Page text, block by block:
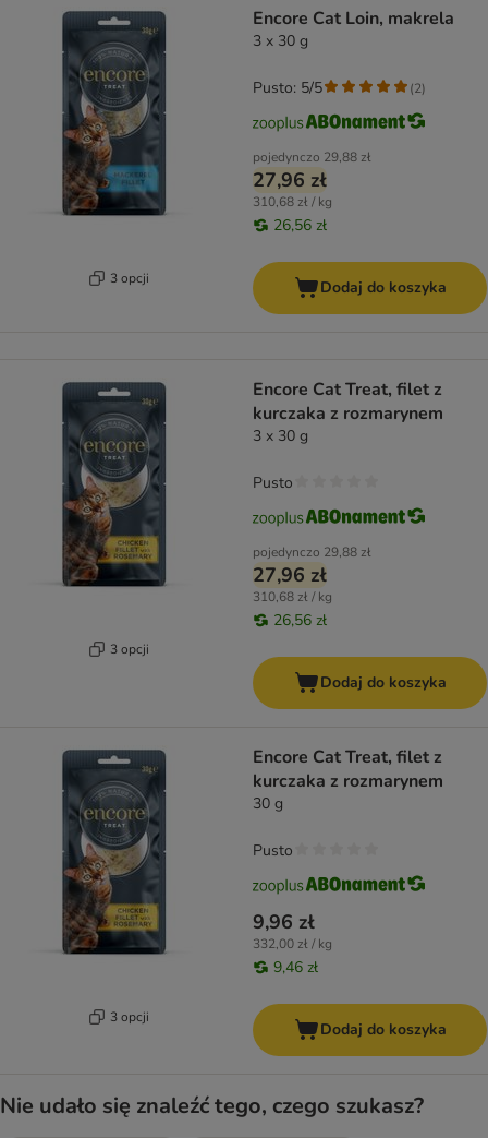
3 opcji
Encore Cat Loin, makrela
3 x 30 g
pojedynczo 29,88 zł
27,96 zł
310,68 zł / kg
26,56 zł
Pusto: 5/5 (2)
Dodaj do koszyka
3 opcji
Encore Cat Treat, filet z
kurczaka z rozmarynem
3 x 30 g
pojedynczo 29,88 zł
27,96 zł
310,68 zł / kg
26,56 zł
Pusto
Dodaj do koszyka
3 opcji
Encore Cat Treat, filet z
kurczaka z rozmarynem
30 g
9,96 zł
332,00 zł / kg
9,46 zł
Pusto
Dodaj do koszyka
Nie udało się znaleźć tego, czego szukasz?